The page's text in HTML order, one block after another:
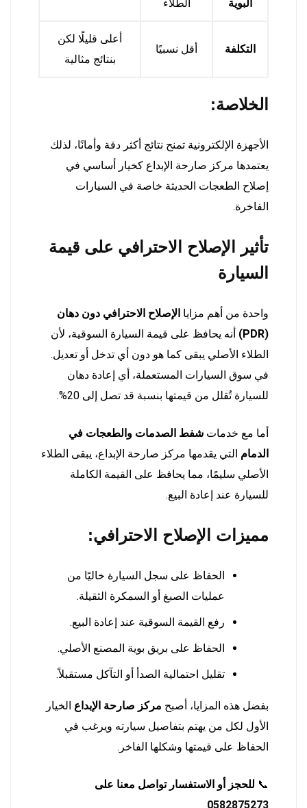
البوية
الطلاء
التكلفة أقل نسبيًا
أعلى قليلًا لكن
بنتائج مثالية
الخلاصة:
الأجهزة الإلكترونية تمنح نتائج أكثر دقة وأمانًا، لذلك
يعتمدها مركز صارحة الإبداع كخيار أساسي في
إصلاح الطعجات الحديثة خاصة في السيارات
الفاخرة.
تأثير الإصلاح الاحترافي على قيمة
السيارة
واحدة من أهم مزايا الإصلاح الاحترافي دون دهان
(PDR)
أنه يحافظ على قيمة السيارة السوقية، لأن
الطلاء الأصلي يبقى كما هو دون أي تدخل أو تعديل.
في سوق السيارات المستعملة، أي إعادة دهان
للسيارة تُقلل من قيمتها بنسبة قد تصل إلى 20%.
أما مع خدمات شفط الصدمات والطعجات في
الدمام التي يقدمها مركز صارحة الإبداع، يبقى الطلاء
الأصلي سليمًا، مما يحافظ على القيمة الكاملة
للسيارة عند إعادة البيع.
مميزات الإصلاح الاحترافي:
الحفاظ على سجل السيارة خاليًا من
عمليات الصبغ أو السمكرة الثقيلة.
رفع القيمة السوقية عند إعادة البيع.
الحفاظ على بريق بوية المصنع الأصلي.
تقليل احتمالية الصدأ أو التآكل مستقبلاً.
بفضل هذه المزايا، أصبح مركز صارحة الإبداع الخيار
الأول لكل من يهتم بتفاصيل سيارته ويرغب في
الحفاظ على قيمتها وشكلها الفاخر.
📞 للحجز أو الاستفسار تواصل معنا على
0582875273